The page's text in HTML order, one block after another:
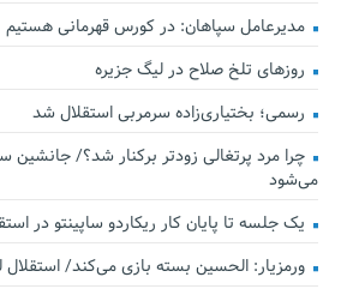
مدیرعامل سپاهان: در کورس قهرمانی هستیم
روزهای تلخ صلاح در لیگ جزیره
رسمی؛ بختیاری‌زاده سرمربی استقلال شد
چرا مرد پرتغالی زودتر برکنار شد؟/ جانشین
می‌شود
یک جلسه تا پایان کار ریکاردو ساپینتو در
ورمزیار: الحسین بسته بازی می‌کند/ استقلال